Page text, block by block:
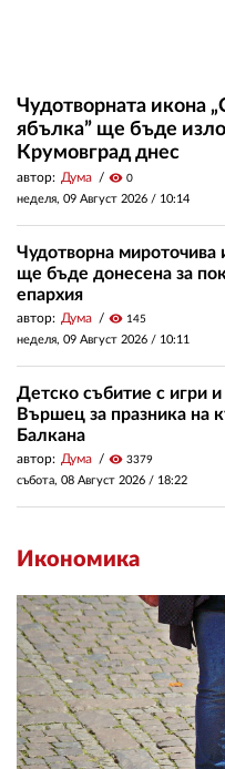
Чудотворната икона
ябълка” ще бъде
Крумовград днес
автор: Дума visibility 0
неделя, 09 Август 2026 / 10:14
Чудотворна мироточива
ще бъде донесена за
епархия
автор: Дума visibility 145
неделя, 09 Август 2026 / 10:11
Детско събитие с игри и
Вършец за празника на
Балкана
автор: Дума visibility 3379
събота, 08 Август 2026 / 18:22
Икономика